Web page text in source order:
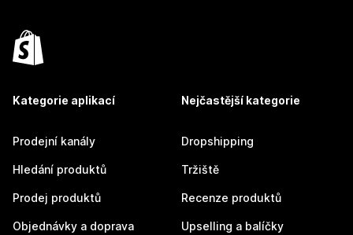
Kategorie aplikací
Prodejní kanály
Hledání produktů
Prodej produktů
Objednávky a doprava
Nejčastější kategorie
Dropshipping
Tržiště
Recenze produktů
Upselling a balíčky